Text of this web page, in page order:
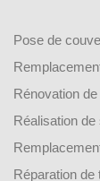
Pose de
Rénovation
Réalisation
Réparation de